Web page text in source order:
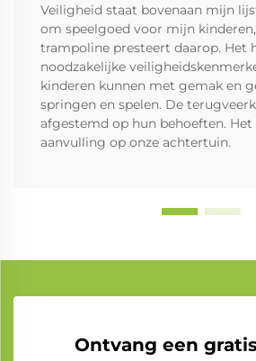
Veiligheid staat bovenaan mijn
om speelgoed voor mijn
trampoline presteert daarop. Het
noodzakelijke
kinderen kunnen met gemak en
springen en spelen. De
afgestemd op hun behoeften.
aanvulling op onze achtertuin.
Ontvang een